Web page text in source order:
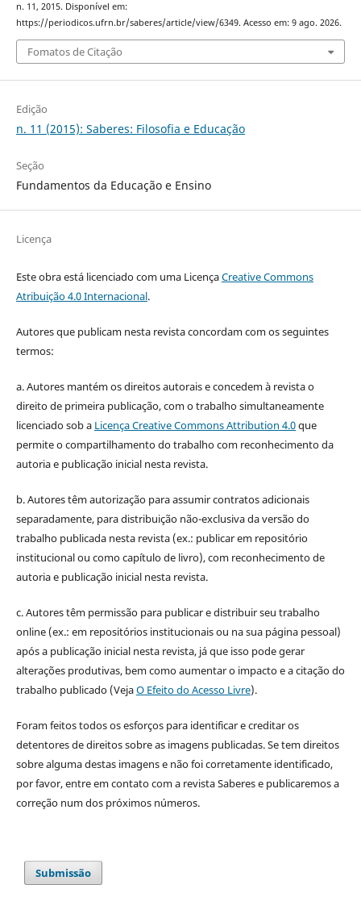
n. 11, 2015. Disponível em:
https://periodicos.ufrn.br/saberes/article/view/6349. Acesso em: 9 ago. 2026.
Fomatos de Citação
Edição
n. 11 (2015): Saberes: Filosofia e Educação
Seção
Fundamentos da Educação e Ensino
Licença
Este obra está licenciado com uma LicençaCreative Commons
Atribuição 4.0 Internacional.
Autores que publicam nesta revista concordam com os seguintes
termos:
a. Autores mantém os direitos autorais e concedem à revista o
direito de primeira publicação, com o trabalho simultaneamente
licenciado sob a Licença Creative Commons Attribution 4.0que
permite o compartilhamento do trabalho com reconhecimento da
autoria e publicação inicial nesta revista.
b. Autores têm autorização para assumir contratos adicionais
separadamente, para distribuição não-exclusiva da versão do
trabalho publicada nesta revista (ex.: publicar em repositório
institucional ou como capítulo de livro), com reconhecimento de
autoria e publicação inicial nesta revista.
c. Autores têm permissão para publicar e distribuir seu trabalho
online (ex.: em repositórios institucionais ou na sua página pessoal)
após a publicação inicial nesta revista, já que isso pode gerar
alterações produtivas, bem como aumentar o impacto e a citação do
trabalho publicado (VejaO Efeito do Acesso Livre).
Foram feitos todos os esforços para identificar e creditar os
detentores de direitos sobre as imagens publicadas. Se tem direitos
sobre alguma destas imagens e não foi corretamente identificado,
por favor, entre em contato com a revista Saberes e publicaremos a
correção num dos próximos números.
Submissão